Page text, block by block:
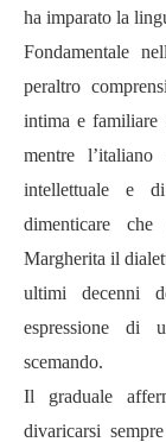
ha imparato la
Fondamentale
peraltro
intima e familiare
mentre l’italiano
intellettuale e di
dimenticare
Margherita il
ultimi decenni
espressione di
scemando.
Il graduale
divaricarsi